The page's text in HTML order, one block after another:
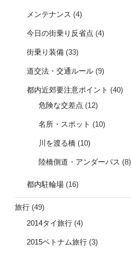
メンテナンス (4)
今日の街乗り反省点 (4)
街乗り装備 (33)
道交法・交通ルール (9)
都内近郊要注意ポイント (40)
危険な交差点 (12)
名所・スポット (10)
川を渡る橋 (10)
陸橋側道・アンダーパス (8)
都内駐輪場 (16)
旅行 (49)
2014タイ旅行 (4)
2015ベトナム旅行 (3)